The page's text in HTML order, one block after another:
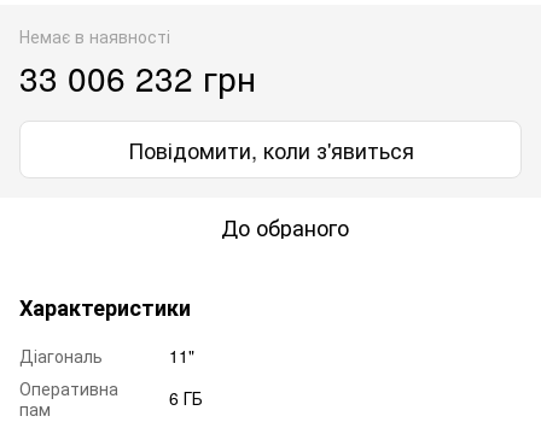
Немає в наявності
33 006 232 грн
Повідомити, коли з'явиться
До обраного
Характеристики
Діагональ
11"
Оперативна
пам
6 ГБ